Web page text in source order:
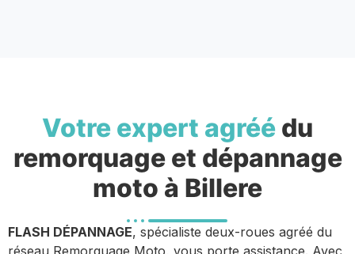
Votre expert agréé du
remorquage et dépannage
moto à Billere
FLASH DÉPANNAGE, spécialiste deux-roues agréé du